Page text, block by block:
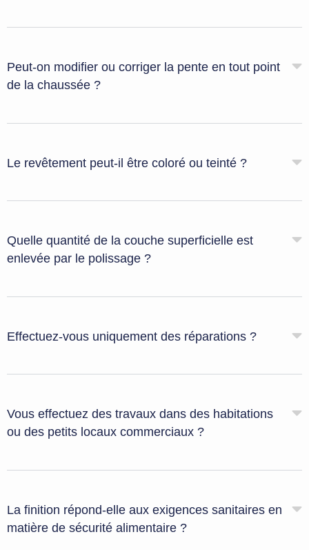
Peut-on modifier ou corriger la pente en tout point
de la chaussée ?
Le revêtement peut-il être coloré ou teinté ?
Quelle quantité de la couche superficielle est
enlevée par le polissage ?
Effectuez-vous uniquement des réparations ?
Vous effectuez des travaux dans des habitations
ou des petits locaux commerciaux ?
La finition répond-elle aux exigences sanitaires en
matière de sécurité alimentaire ?